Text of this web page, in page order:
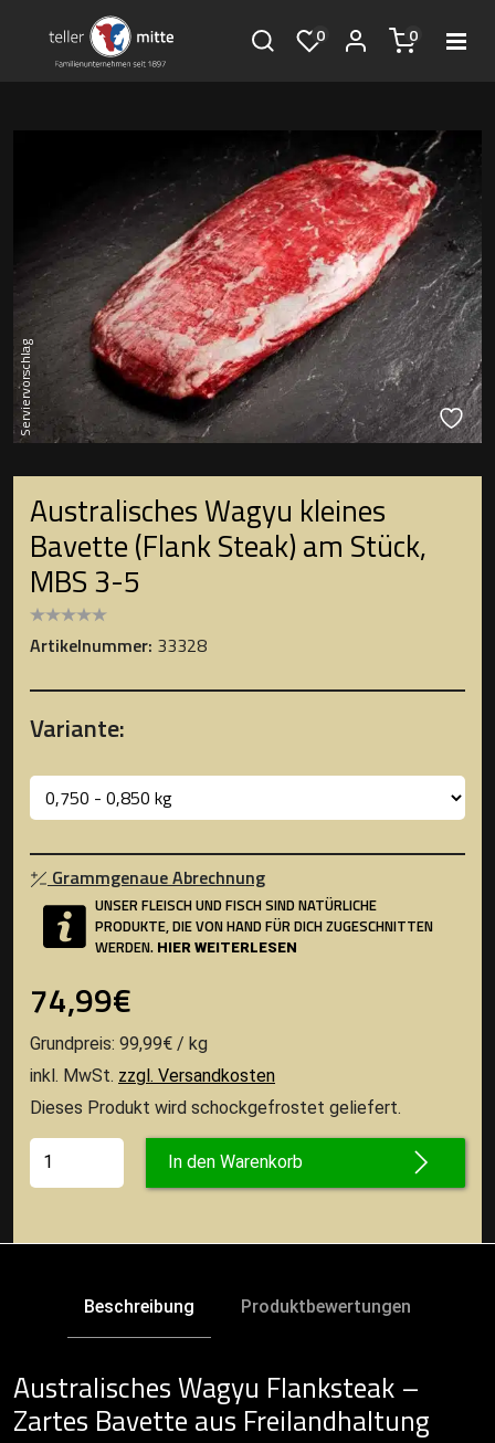
0 0
Serviervorschlag
Australisches Wagyu kleines
Bavette (Flank Steak) am Stück,
MBS 3-5
Artikelnummer: 33328
Variante:
Grammgenaue Abrechnung
UNSER FLEISCH UND FISCH SIND NATÜRLICHE
PRODUKTE, DIE VON HAND FÜR DICH ZUGESCHNITTEN
WERDEN. HIER WEITERLESEN
74,99€
Grundpreis: 99,99€ / kg
inkl. MwSt. zzgl. Versandkosten
Dieses Produkt wird schockgefrostet geliefert.
In den Warenkorb
Beschreibung Produktbewertungen
Australisches Wagyu Flanksteak –
Zartes Bavette aus Freilandhaltung